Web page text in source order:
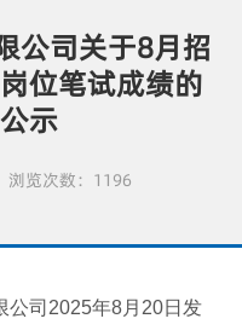
公司关于8月招
位笔试成绩的
示
浏览次数：1196
公司 2025年8月 20日发